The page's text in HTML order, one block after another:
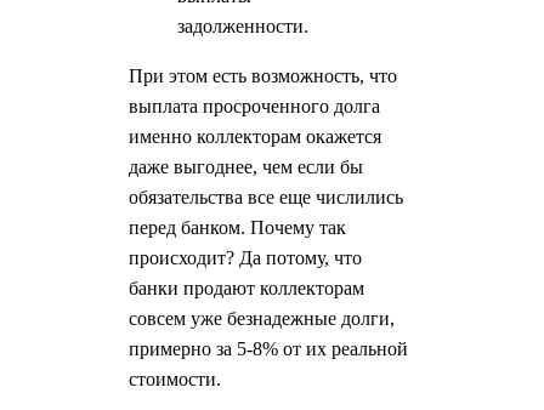
задолженности.
При этом есть возможность, что
выплата просроченного долга
именно коллекторам окажется
даже выгоднее, чем если бы
обязательства все еще числились
перед банком. Почему так
происходит? Да потому, что
банки продают коллекторам
совсем уже безнадежные долги,
примерно за 5-8% от их реальной
стоимости.